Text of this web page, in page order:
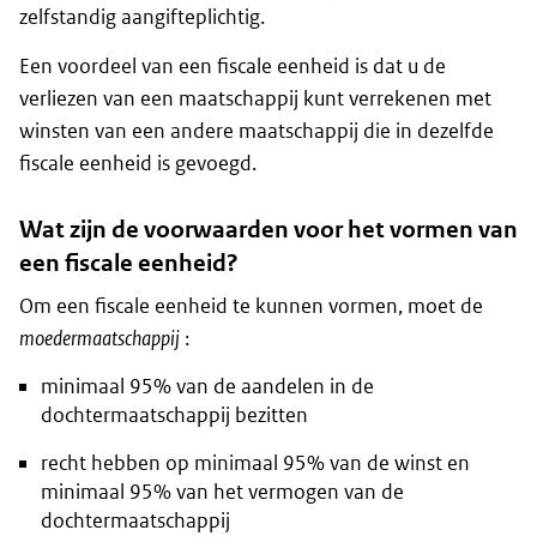
zelfstandig aangifteplichtig.
Een voordeel van een fiscale eenheid is dat u de
verliezen van een maatschappij kunt verrekenen met
winsten van een andere maatschappij die in dezelfde
fiscale eenheid is gevoegd.
Wat zijn de voorwaarden voor het vormen van
een fiscale eenheid?
Om een fiscale eenheid te kunnen vormen, moet de
moedermaatschappij :
minimaal 95% van de aandelen in de
dochtermaatschappij bezitten
recht hebben op minimaal 95% van de winst en
minimaal 95% van het vermogen van de
dochtermaatschappij